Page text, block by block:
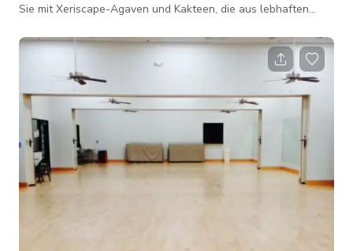
Sie mit Xeriscape-Agaven und Kakteen, die aus lebhaften
die traditionelle Fassade zu einem modernen und hellen
offenen Raum – komplett mit umlaufenden Schiebetüren aus
Glas und einer modernen Küche für Köche. Das Studio im
hinteren Bereich begeistert mit seinen hohen
Holzbalkendecken. * Hinweis: Wir haben ein